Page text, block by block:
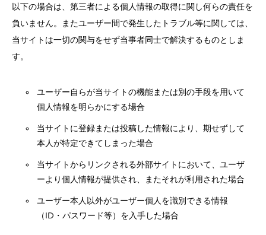
以下の場合は、第三者による個人情報の取得に関し何らの責任を
負いません。またユーザー間で発生したトラブル等に関しては、
当サイトは一切の関与をせず当事者同士で解決するものとしま
す。
ユーザー自らが当サイトの機能または別の手段を用いて
個人情報を明らかにする場合
当サイトに登録または投稿した情報により、期せずして
本人が特定できてしまった場合
当サイトからリンクされる外部サイトにおいて、ユーザ
ーより個人情報が提供され、またそれが利用された場合
ユーザー本人以外がユーザー個人を識別できる情報
（ID・パスワード等）を入手した場合